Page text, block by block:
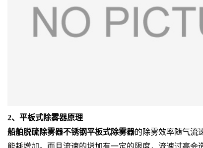
2、平板式除雾器原理
船舶脱硫除雾器不锈钢平板式除雾器的除雾效率随气流
能耗增加。而且流速的增加有一定的限度，流速过高